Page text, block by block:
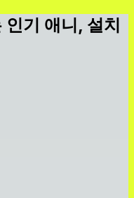
기 애니, 설치